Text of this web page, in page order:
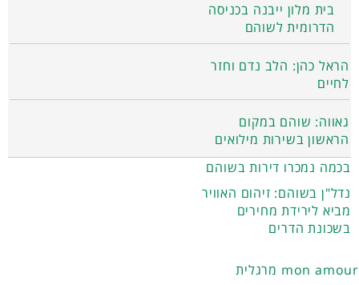
בית מלון ייבנה בכניסה
הדרומית לשוהם
הראל כהן: הלב נדם וחזר
לחיים
גאווה: שוהם במקום
הראשון בשירות מילואים
בכמה נמכרו דירות בשוהם
נדל"ן בשוהם: זיהום האוויר
מביא לירידת מחירים
בשכונת הדרים
מרגלית mon amour